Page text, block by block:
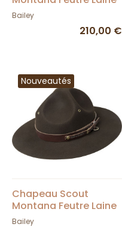
Noir - Bailey
Bailey
210,00 €
Nouveautés
Chapeau Scout
Montana Feutre Laine
Marron - Bailey
Bailey